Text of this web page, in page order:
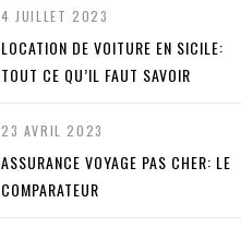
4 JUILLET 2023
LOCATION DE VOITURE EN SICILE:
TOUT CE QU’IL FAUT SAVOIR
23 AVRIL 2023
ASSURANCE VOYAGE PAS CHER: LE
COMPARATEUR